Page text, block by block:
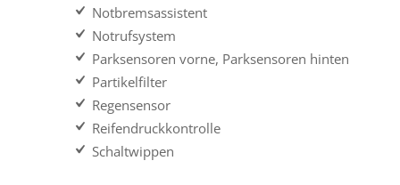
Notbremsassistent
Notrufsystem
Parksensoren vorne, Parksensoren hinten
Partikelfilter
Regensensor
Reifendruckkontrolle
Schaltwippen